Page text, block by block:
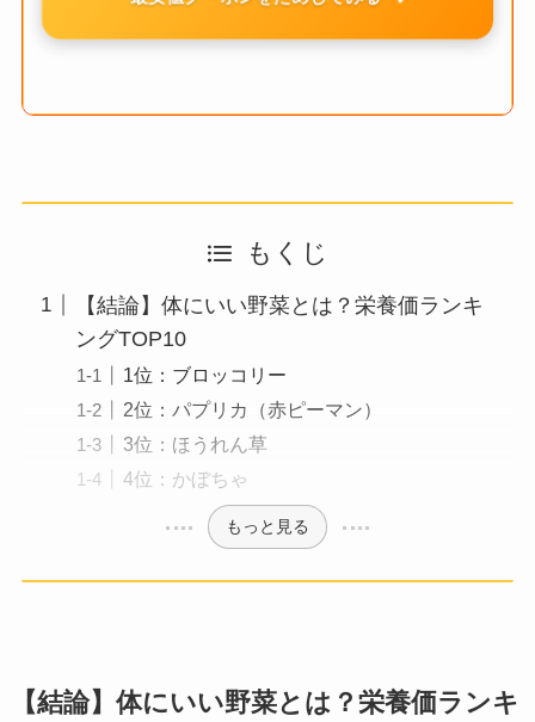
もくじ
【結論】体にいい野菜とは？栄養価ランキ
ングTOP10
1位：ブロッコリー
2位：パプリカ（赤ピーマン）
3位：ほうれん草
4位：かぼちゃ
もっと見る
【結論】体にいい野菜とは？栄養価ランキ